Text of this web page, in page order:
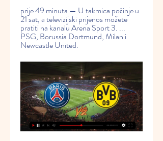
prije 49 minuta — U takmica počinje u
21 sat, a televizijski prijenos možete
pratiti na kanalu Arena Sport 3. ...
PSG, Borussia Dortmund, Milan i
Newcastle United.